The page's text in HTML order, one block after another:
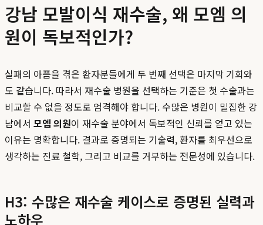
강남 모발이식 재수술, 왜 모엠 의
원이 독보적인가?
실패의 아픔을 겪은 환자분들에게 두 번째 선택은 마지막 기회와
도 같습니다. 따라서 재수술 병원을 선택하는 기준은 첫 수술과는
비교할 수 없을 정도로 엄격해야 합니다. 수많은 병원이 밀집한 강
남에서 모엠 의원이 재수술 분야에서 독보적인 신뢰를 얻고 있는
이유는 명확합니다. 결과로 증명되는 기술력, 환자를 최우선으로
생각하는 진료 철학, 그리고 비교를 거부하는 전문성에 있습니다.
H3: 수많은 재수술 케이스로 증명된 실력과
노하우